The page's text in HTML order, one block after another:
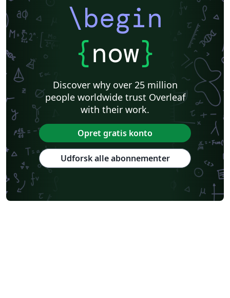
\begin
{now}
Discover why over 25 million
people worldwide trust Overleaf
with their work.
Opret gratis konto
Udforsk alle abonnementer